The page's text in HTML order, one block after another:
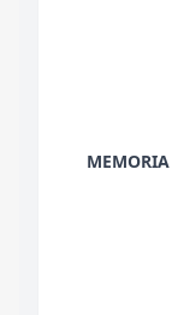
MEMORIA